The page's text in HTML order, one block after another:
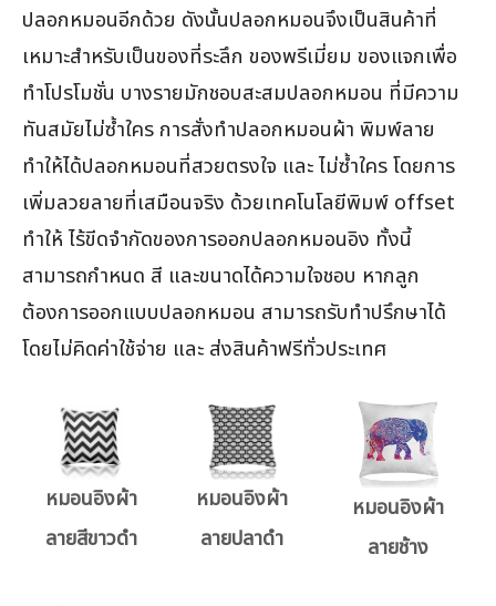
ปลอกหมอนอีกด้วย ดังนั้นปลอกหมอนจึงเป็นสินค้าที่
เหมาะสำหรับเป็นของที่ระลึก ของพรีเมี่ยม ของแจกเพื่อ
ทำโปรโมชั่น บางรายมักชอบสะสมปลอกหมอน ที่มีความ
ทันสมัยไม่ซ้ำใคร การสั่งทำปลอกหมอนผ้า พิมพ์ลาย
ทำให้ได้ปลอกหมอนที่สวยตรงใจ และ ไม่ซ้ำใคร โดยการ
เพิ่มลวยลายที่เสมือนจริง ด้วยเทคโนโลยีพิมพ์ offset
ทำให้ ไร้ขีดจำกัดของการออกปลอกหมอนอิง ทั้งนี้
สามารถกำหนด สี และขนาดได้ความใจชอบ หากลูก
ต้องการออกแบบปลอกหมอน สามารถรับทำปรึกษาได้
โดยไม่คิดค่าใช้จ่าย และ ส่งสินค้าฟรีทั่วประเทศ
หมอนอิงผ้า
ลายสีขาวดำ
หมอนอิงผ้า
ลายปลาดำ
หมอนอิงผ้า
ลายช้าง